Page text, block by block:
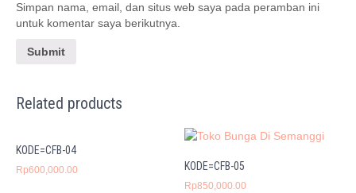
Simpan nama, email, dan situs web saya pada peramban ini
untuk komentar saya berikutnya.
Related products
KODE=CFB-04
Rp600,000.00 KODE=CFB-05
Rp850,000.00